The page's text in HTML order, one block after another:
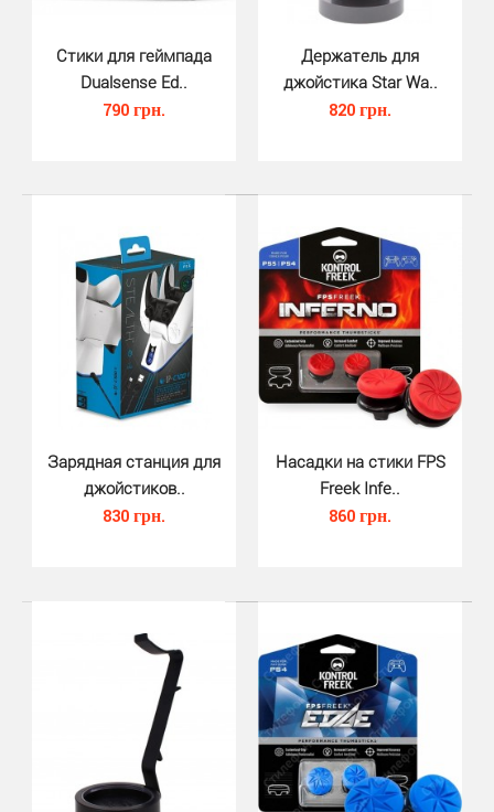
Крепление настенное для джойсти..
Настенное крепление для джойстиков DualSense PS5
(PS4, XBOX) — это конструкция, которая защища..
Набор насадок и накладок для Du..
380 грн.
Стики для геймпада
Dualsense Ed..
790 грн.
Держатель для
джойстика Star Wa..
820 грн.
Зарядная станция для
джойстиков..
830 грн.
Насадки на стики FPS
Freek Infe..
860 грн.